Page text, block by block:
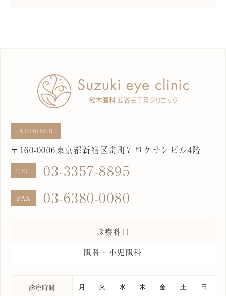
〒160-0006東京都新宿区舟町7 ロクサンビル4階
03-3357-8895
03-6380-0080
診療科目
眼科・小児眼科
診療時間 月 火 水 木 金 土 日